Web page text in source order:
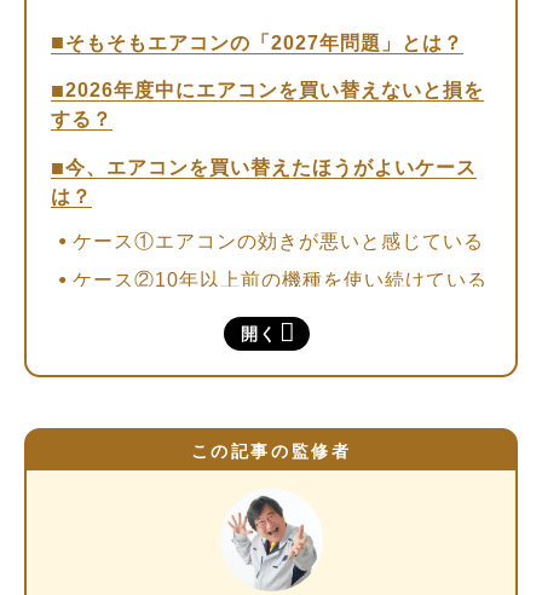
開く
そもそもエアコンの「2027年問題」とは？
2026年度中にエアコンを買い替えないと損を
する？
今、エアコンを買い替えたほうがよいケース
は？
ケース①エアコンの効きが悪いと感じている
ケース②10年以上前の機種を使い続けている
「選ぶ自由」がなくなる前に早めの検討を
この記事の監修者